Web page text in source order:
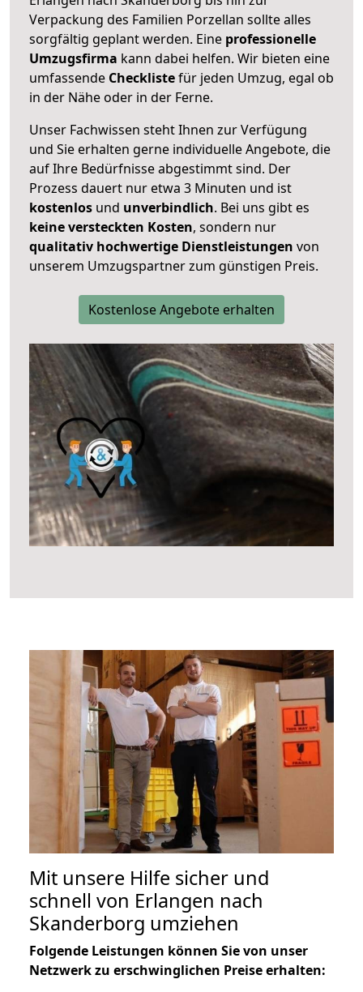
Verpackung des Familien Porzellan sollte alles
sorgfältig geplant werden. Eine professionelle
Umzugsfirma kann dabei helfen. Wir bieten eine
umfassende Checklistefür jeden Umzug, egal ob
in der Nähe oder in der Ferne.
Unser Fachwissen steht Ihnen zur Verfügung
und Sie erhalten gerne individuelle Angebote, die
auf Ihre Bedürfnisse abgestimmt sind. Der
Prozess dauert nur etwa 3 Minuten und ist
kostenlos und unverbindlich. Bei uns gibt es
keine versteckten Kosten, sondern nur
qualitativ hochwertige Dienstleistungen von
unserem Umzugspartner zum günstigen Preis.
Kostenlose Angebote erhalten
Mit unsere Hilfe sicher und
schnell von Erlangen nach
Skanderborg umziehen
Folgende Leistungen können Sie von unser
Netzwerk zu erschwinglichen Preise erhalten: